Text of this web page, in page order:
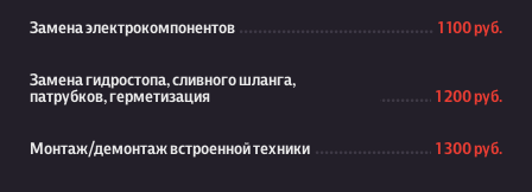
Замена электрокомпонентов 1 100 руб.
Замена гидростопа, сливного шланга,
патрубков, герметизация
1 200 руб.
Монтаж/демонтаж встроенной техники 1 300 руб.